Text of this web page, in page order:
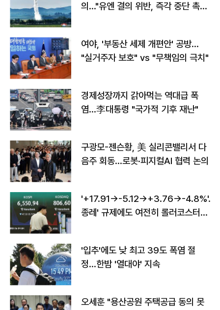
의…"유엔 결의 위반, 즉각 중단 촉
여야, '부동산 세제 개편안' 공방…
"실거주자 보호" vs "무책임의 극치"
경제성장까지 갉아먹는 역대급 폭
염…李대통령 "국가적 기후 재난"
구광모-젠슨황, 美 실리콘밸리서 다
음주 회동…로봇·피지컬AI 협력 논의
'+17.91→-5.12→+3.76→-4.8%'…'
종레' 규제에도 여전히 롤러코스터
'입추'에도 낮 최고 39도 폭염 절
정…한밤 '열대야' 지속
오세훈 "용산공원 주택공급 동의 못